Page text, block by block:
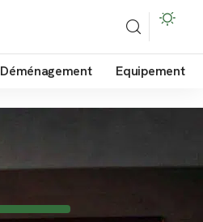
Déménagement Equipement